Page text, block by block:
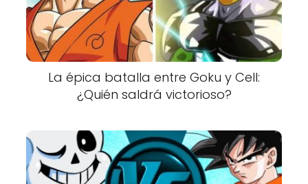
La épica batalla entre Goku y Cell:
¿Quién saldrá victorioso?